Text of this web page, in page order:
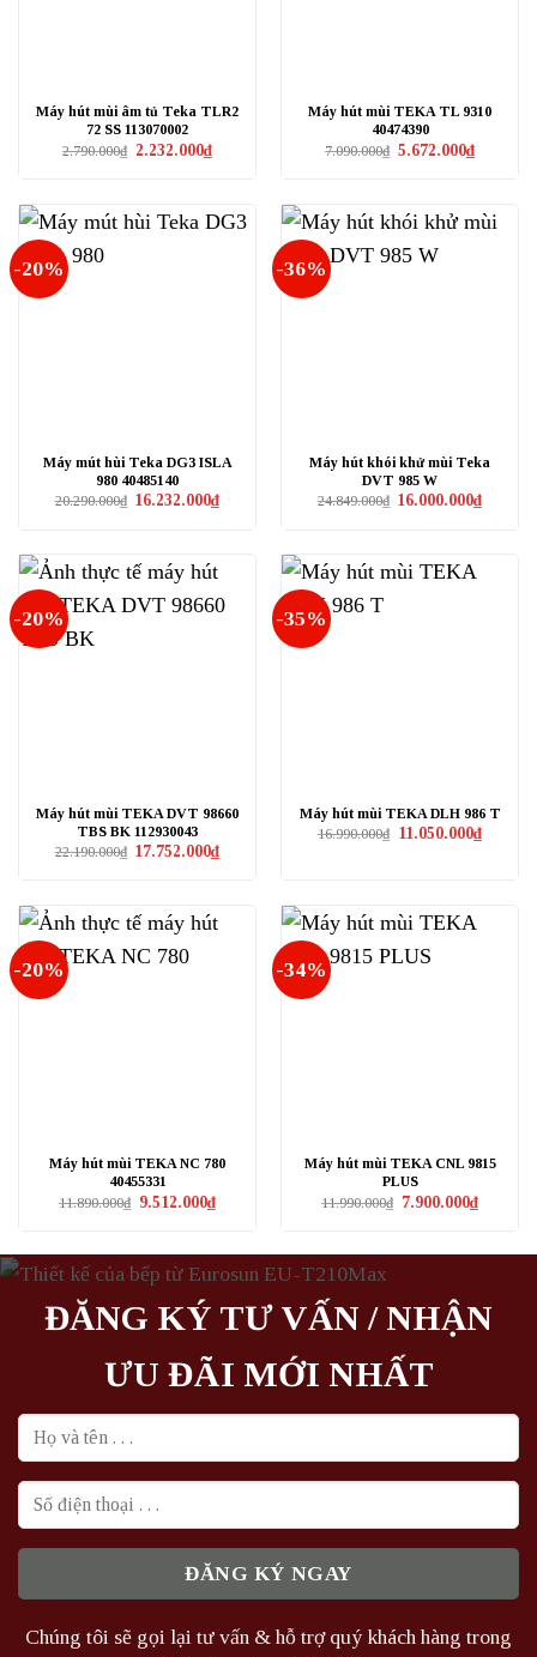
Máy hút mùi âm tủ Teka TLR2
72 SS 113070002
2.790.000₫ Giá
2.232.000₫Giá
hiện
Máy hút mùi TEKA TL 9310
40474390
7.090.000₫ Giá
5.672.000₫Giá
hiện
-20%
Máy mút hùi Teka DG3 ISLA
980 40485140
20.290.000₫ Giá
16.232.000₫Giá
hiện
16.232.000₫.
-36%
Máy hút khói khử mùi Teka
DVT 985 W
24.849.000₫ Giá
16.000.000₫Giá
hiện
-20%
Máy hút mùi TEKA DVT 98660
TBS BK 112930043
22.190.000₫ Giá
17.752.000₫Giá
hiện
17.752.000₫.
-35%
Máy hút mùi TEKA DLH 986 T
16.990.000₫ Giá
11.050.000₫Giá
hiện
-20%
Máy hút mùi TEKA NC 780
40455331
11.890.000₫ Giá
9.512.000₫Giá
hiện
9.512.000₫.
-34%
Máy hút mùi TEKA CNL 9815
PLUS
11.990.000₫ Giá
7.900.000₫Giá
hiện
ĐĂNG KÝ TƯ VẤN / NHẬN
ƯU ĐÃI MỚI NHẤT
Chúng tôi sẽ gọi lại tư vấn & hỗ trợ quý khách hàng trong